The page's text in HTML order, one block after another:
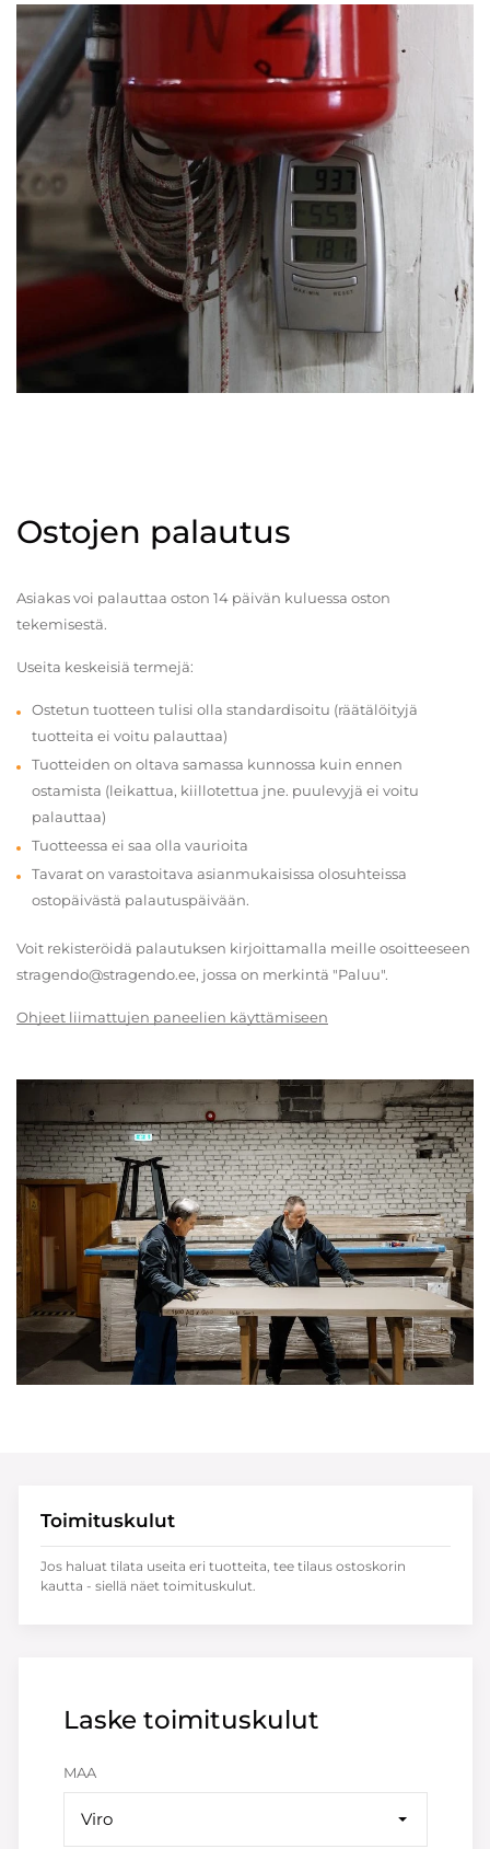
Ostojen palautus
Asiakas voi palauttaa oston 14 päivän kuluessa oston
tekemisestä.
Useita keskeisiä termejä:
Ostetun tuotteen tulisi olla standardisoitu (räätälöityjä
tuotteita ei voitu palauttaa)
Tuotteiden on oltava samassa kunnossa kuin ennen
ostamista (leikattua, kiillotettua jne. puulevyjä ei voitu
palauttaa)
Tuotteessa ei saa olla vaurioita
Tavarat on varastoitava asianmukaisissa olosuhteissa
ostopäivästä palautuspäivään.
Voit rekisteröidä palautuksen kirjoittamalla meille osoitteeseen
stragendo@stragendo.ee, jossa on merkintä "Paluu".
Ohjeet liimattujen paneelien käyttämiseen
Laske toimituskulut
MAA
Viro
Toimituskulut
Jos haluat tilata useita eri tuotteita, tee tilaus ostoskorin
kautta - siellä näet toimituskulut.